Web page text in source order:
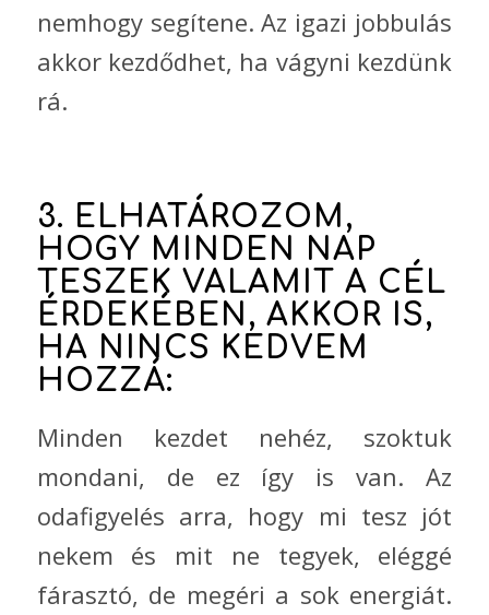
nemhogy segítene. Az igazi jobbulás
akkor kezdődhet, ha vágyni kezdünk
rá.
3. ELHATÁROZOM,
HOGY MINDEN NAP
TESZEK VALAMIT A CÉL
ÉRDEKÉBEN, AKKOR IS,
HA NINCS KEDVEM
HOZZÁ:
Minden kezdet nehéz, szoktuk
mondani, de ez így is van. Az
odafigyelés arra, hogy mi tesz jót
nekem és mit ne tegyek, eléggé
fárasztó, de megéri a sok energiát.